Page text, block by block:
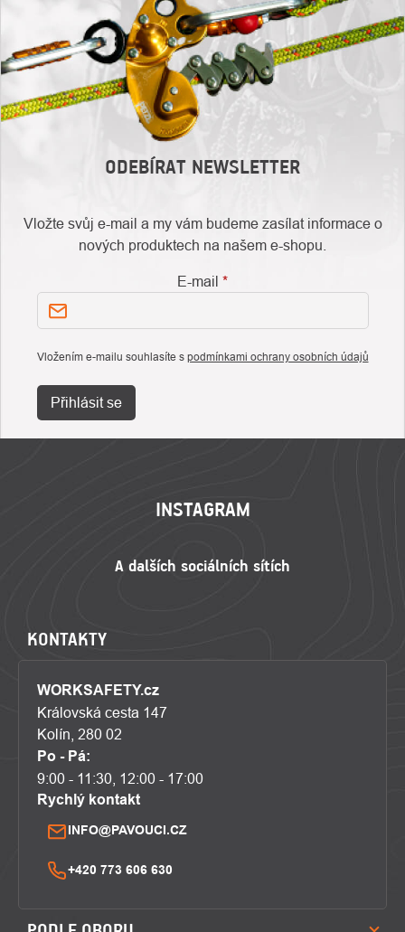
ODEBÍRAT NEWSLETTER
Vložte svůj e-mail a my vám budeme zasílat informace o
nových produktech na našem e-shopu.
E-mail
Vložením e-mailu souhlasíte s podmínkami ochrany osobních údajů
Přihlásit se
INSTAGRAM
KONTAKTY
WORKSAFETY.cz
Královská cesta 147
Kolín, 280 02
Po - Pá:
9:00 - 11:30, 12:00 - 17:00
Rychlý kontakt
INFO@PAVOUCI.CZ
+420 773 606 630